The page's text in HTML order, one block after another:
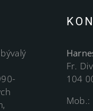
Fr.
104
Mob.: